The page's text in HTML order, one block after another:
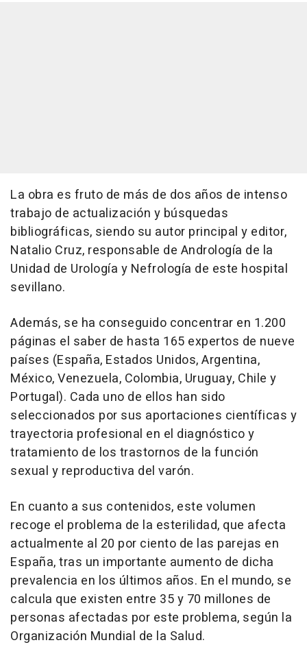
La obra es fruto de más de dos años de intenso
trabajo de actualización y búsquedas
bibliográficas, siendo su autor principal y editor,
Natalio Cruz, responsable de Andrología de la
Unidad de Urología y Nefrología de este hospital
sevillano.
Además, se ha conseguido concentrar en 1.200
páginas el saber de hasta 165 expertos de nueve
países (España, Estados Unidos, Argentina,
México, Venezuela, Colombia, Uruguay, Chile y
Portugal). Cada uno de ellos han sido
seleccionados por sus aportaciones científicas y
trayectoria profesional en el diagnóstico y
tratamiento de los trastornos de la función
sexual y reproductiva del varón.
En cuanto a sus contenidos, este volumen
recoge el problema de la esterilidad, que afecta
actualmente al 20 por ciento de las parejas en
España, tras un importante aumento de dicha
prevalencia en los últimos años. En el mundo, se
calcula que existen entre 35 y 70 millones de
personas afectadas por este problema, según la
Organización Mundial de la Salud.